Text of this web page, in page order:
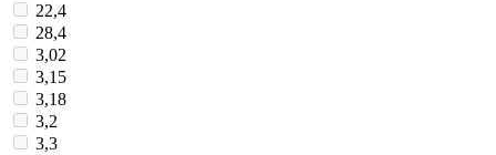
22,4
28,4
3,02
3,15
3,18
3,2
3,3